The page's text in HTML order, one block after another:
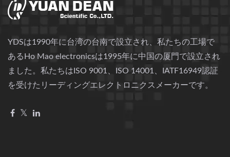
YDSは1990年に台湾の台南で設立され、私たちの工場で
あるHo Mao electronicsは1995年に中国の厦門で設立され
ました。私たちはISO 9001、ISO 14001、IATF16949認証
を受けたリーディングエレクトロニクスメーカーです。